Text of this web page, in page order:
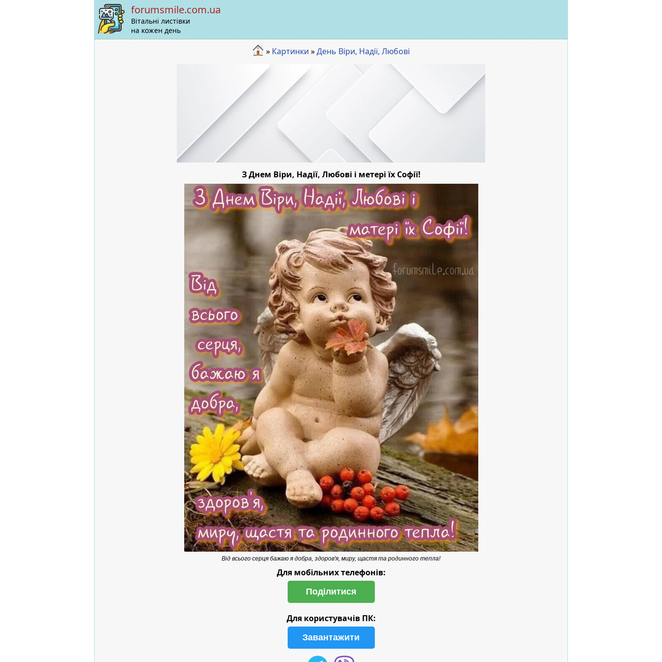
forumsmile.com.ua
Вітальні листівки
на кожен день
» Картинки »День Віри, Надії, Любові
З Днем Віри, Надії, Любові і метері їх Софії!
Від всього серця бажаю я добра, здоров'я, миру, щастя та родинного тепла!
Для мобільних телефонів:
Поділитися
Для користувачів ПК:
Завантажити